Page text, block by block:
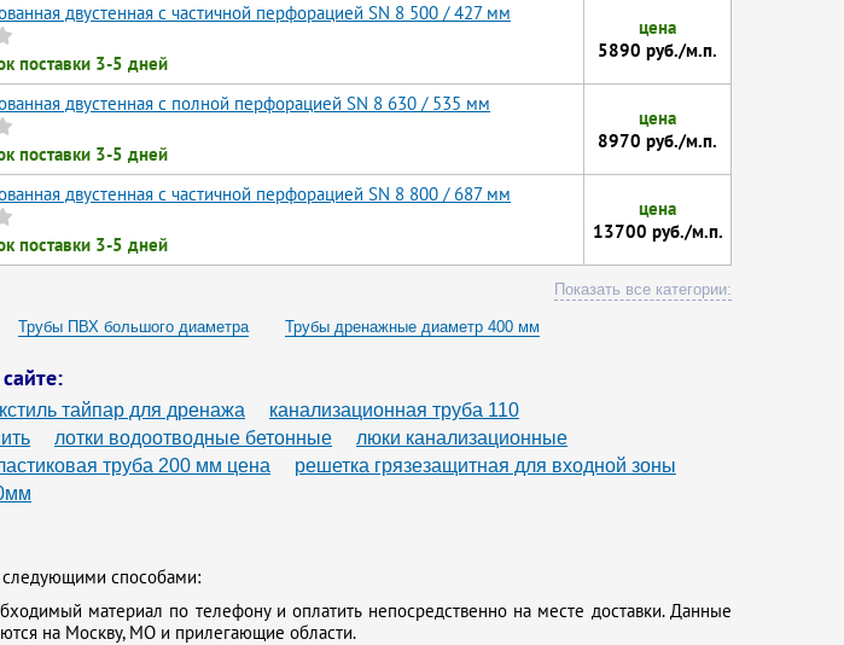
двустенная с частичной перфорацией SN 8 500 / 427 мм
поставки 3-5 дней
цена
5890 руб./м.п.
двустенная с полной перфорацией SN 8 630 / 535 мм
поставки 3-5 дней
цена
8970 руб./м.п.
двустенная с частичной перфорацией SN 8 800 / 687 мм
поставки 3-5 дней
цена
13700 руб./м.п.
Показать все категории:
Трубы ПВХ большого диаметра
Трубы дренажные диаметр 400 мм
Полиэтиленовые трубы большого диаметра
Пластиковые дренажные трубы 500
Жесткие дренажные трубы
большого диаметра
тайпар для дренажа
канализационная труба 110
лотки водоотводные бетонные
люки канализационные
труба 200 мм цена
решетка грязезащитная для входной зоны
следующими способами:
материал по телефону и оплатить непосредственно на месте доставки. Данные
на Москву, МО и прилегающие области.